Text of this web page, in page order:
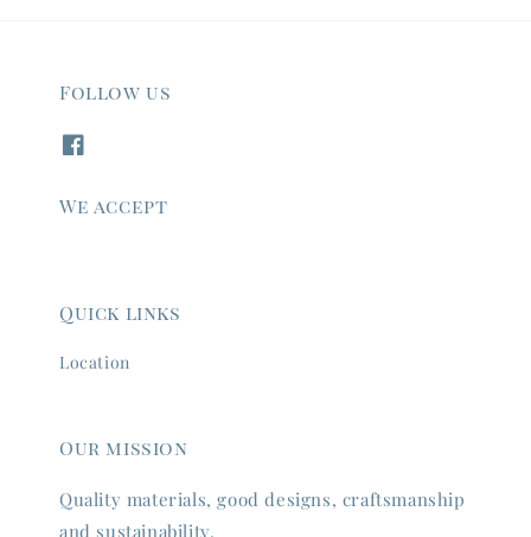
Follow us
We accept
Quick links
Location
Our mission
Quality materials, good designs, craftsmanship
and sustainability.